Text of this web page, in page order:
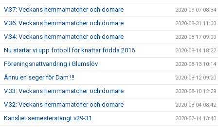
V.37: Veckans hemmamatcher och domare 2020-09-07 08:34
V.36: Veckans hemmamatcher och domare 2020-08-31 11:00
V.34: Veckans hemmamatcher och domare 2020-08-17 09:00
Nu startar vi upp fotboll för knattar födda 2016 2020-08-14 18:22
Föreningsnattvandring i Glumslöv 2020-08-13 10:14
Ännu en seger för Dam !!! 2020-08-12 09:20
V.33: Veckans hemmamatcher och domare 2020-08-10 12:29
V.32: Veckans hemmamatcher och domare 2020-08-04 08:42
Kansliet semesterstängt v29-31 2020-07-14 13:40